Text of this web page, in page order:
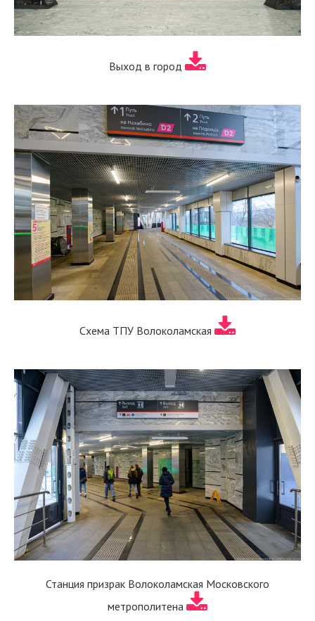
Выход в город
Схема ТПУ Волоколамская
Станция призрак Волоколамская Московского
метрополитена